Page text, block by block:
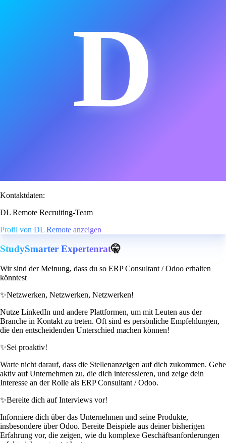
D
Kontaktdaten:
DL Remote Recruiting-Team
Profil von DL Remote anzeigen
StudySmarter Expertenrat🤫
Wir sind der Meinung, dass du so ERP Consultant / Odoo erhalten
könntest
✨Netzwerken, Netzwerken, Netzwerken!
Nutze LinkedIn und andere Plattformen, um mit Leuten aus der
Branche in Kontakt zu treten. Oft sind es persönliche Empfehlungen,
die den entscheidenden Unterschied machen können!
✨Sei proaktiv!
Warte nicht darauf, dass die Stellenanzeigen auf dich zukommen. Gehe
aktiv auf Unternehmen zu, die dich interessieren, und zeige dein
Interesse an der Rolle als ERP Consultant / Odoo.
✨Bereite dich auf Interviews vor!
Informiere dich über das Unternehmen und seine Produkte,
insbesondere über Odoo. Bereite Beispiele aus deiner bisherigen
Erfahrung vor, die zeigen, wie du komplexe Geschäftsanforderungen